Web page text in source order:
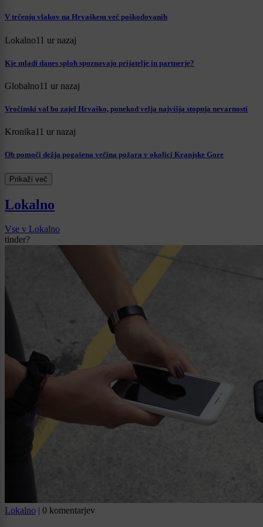
V trčenju vlakov na Hrvaškem več poškodovanih
Lokalno11 ur nazaj
Kje mladi danes sploh spoznavajo prijatelje in partnerje?
Globalno11 ur nazaj
Vročinski val bo zajel Hrvaško, ponekod velja najvišja stopnja nevarnosti
Kronika11 ur nazaj
Ob pomoči dežja pogašena večina požara v okolici Kranjske Gore
Prikaži več
Lokalno
Vse v Lokalno
tinder?
Lokalno | 0 komentarjev